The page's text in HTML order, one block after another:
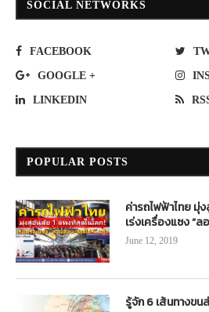
SOCIAL NETWORKS
FACEBOOK
GOOGLE +
LINKEDIN
POPULAR POSTS
ค่ารถไฟฟ้าไทย มุ่
เร่งเครื่องแซง “
June 12, 2019
รู้จัก 6 เส้นทางขน